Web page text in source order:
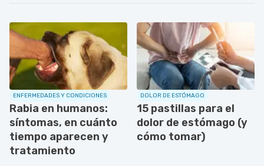
ENFERMEDADES Y CONDICIONES
Rabia en humanos:
síntomas, en cuánto
tiempo aparecen y
tratamiento
DOLOR DE ESTÓMAGO
15 pastillas para el
dolor de estómago (y
cómo tomar)